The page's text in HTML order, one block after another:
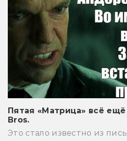
Пятая «Матрица» всё
Bros.
Это стало известно из